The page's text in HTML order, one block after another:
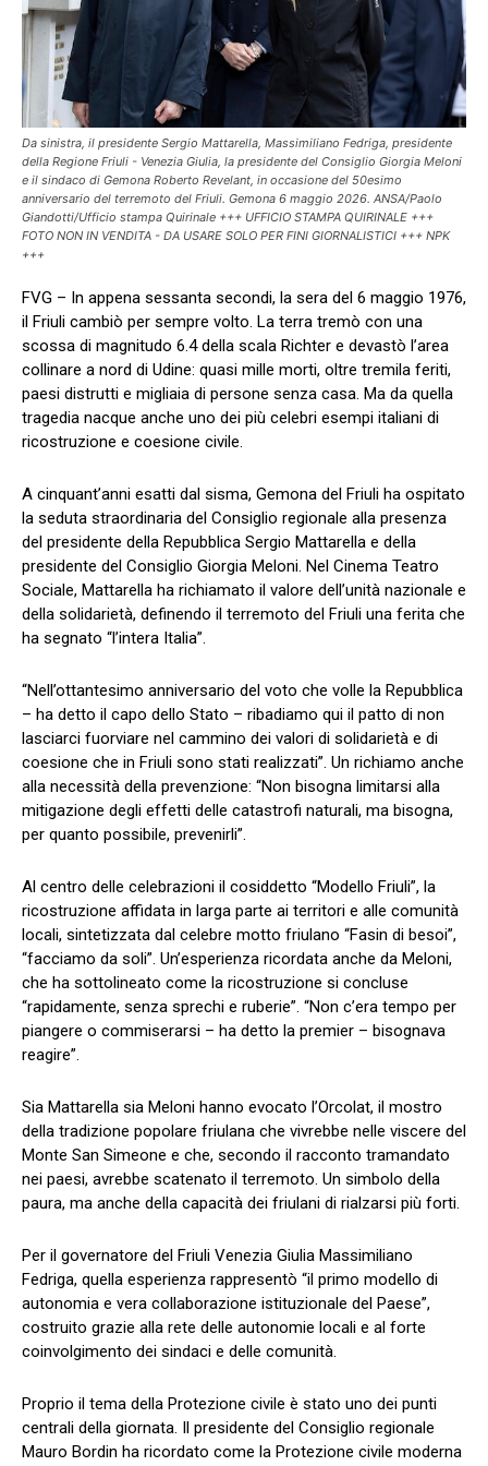
Da sinistra, il presidente Sergio Mattarella, Massimiliano Fedriga, presidente
della Regione Friuli - Venezia Giulia, la presidente del Consiglio Giorgia Meloni
e il sindaco di Gemona Roberto Revelant, in occasione del 50esimo
anniversario del terremoto del Friuli. Gemona 6 maggio 2026. ANSA/Paolo
Giandotti/Ufficio stampa Quirinale +++ UFFICIO STAMPA QUIRINALE +++
FOTO NON IN VENDITA - DA USARE SOLO PER FINI GIORNALISTICI +++ NPK
+++
FVG – In appena sessanta secondi, la sera del 6 maggio 1976,
il Friuli cambiò per sempre volto. La terra tremò con una
scossa di magnitudo 6.4 della scala Richter e devastò l’area
collinare a nord di Udine: quasi mille morti, oltre tremila feriti,
paesi distrutti e migliaia di persone senza casa. Ma da quella
tragedia nacque anche uno dei più celebri esempi italiani di
ricostruzione e coesione civile.
A cinquant’anni esatti dal sisma, Gemona del Friuli ha ospitato
la seduta straordinaria del Consiglio regionale alla presenza
del presidente della Repubblica Sergio Mattarella e della
presidente del Consiglio Giorgia Meloni. Nel Cinema Teatro
Sociale, Mattarella ha richiamato il valore dell’unità nazionale e
della solidarietà, definendo il terremoto del Friuli una ferita che
ha segnato “l’intera Italia”.
“Nell’ottantesimo anniversario del voto che volle la Repubblica
– ha detto il capo dello Stato – ribadiamo qui il patto di non
lasciarci fuorviare nel cammino dei valori di solidarietà e di
coesione che in Friuli sono stati realizzati”. Un richiamo anche
alla necessità della prevenzione: “Non bisogna limitarsi alla
mitigazione degli effetti delle catastrofi naturali, ma bisogna,
per quanto possibile, prevenirli”.
Al centro delle celebrazioni il cosiddetto “Modello Friuli”, la
ricostruzione affidata in larga parte ai territori e alle comunità
locali, sintetizzata dal celebre motto friulano “Fasin di besoi”,
“facciamo da soli”. Un’esperienza ricordata anche da Meloni,
che ha sottolineato come la ricostruzione si concluse
“rapidamente, senza sprechi e ruberie”. “Non c’era tempo per
piangere o commiserarsi – ha detto la premier – bisognava
reagire”.
Sia Mattarella sia Meloni hanno evocato l’Orcolat, il mostro
della tradizione popolare friulana che vivrebbe nelle viscere del
Monte San Simeone e che, secondo il racconto tramandato
nei paesi, avrebbe scatenato il terremoto. Un simbolo della
paura, ma anche della capacità dei friulani di rialzarsi più forti.
Per il governatore del Friuli Venezia Giulia Massimiliano
Fedriga, quella esperienza rappresentò “il primo modello di
autonomia e vera collaborazione istituzionale del Paese”,
costruito grazie alla rete delle autonomie locali e al forte
coinvolgimento dei sindaci e delle comunità.
Proprio il tema della Protezione civile è stato uno dei punti
centrali della giornata. Il presidente del Consiglio regionale
Mauro Bordin ha ricordato come la Protezione civile moderna